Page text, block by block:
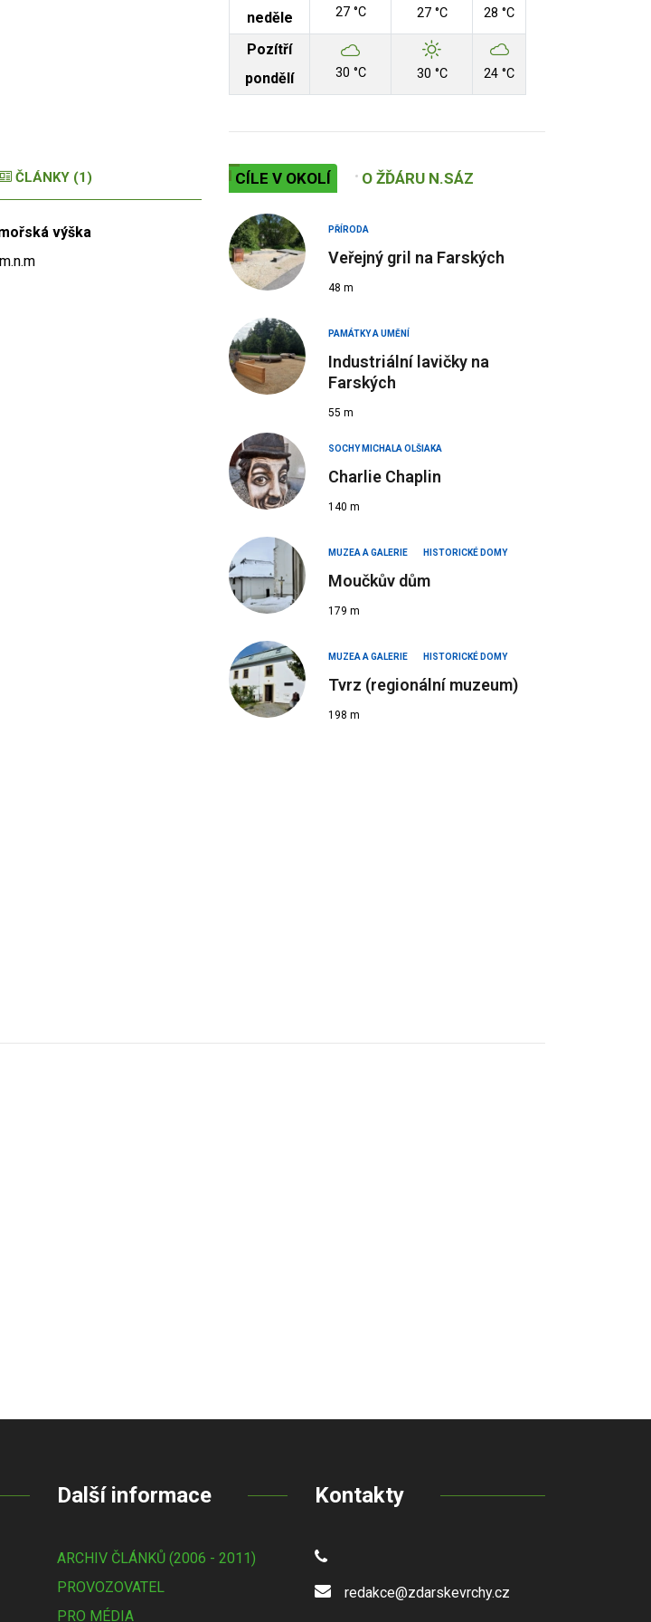
ČLÁNKY (1)
výška
neděle 27 °C 27 °C 28 °C
Pozítří
pondělí
30 °C 30 °C 24 °C
CÍLE V OKOLÍ O ŽĎÁRU N.SÁZ
PŘÍRODA
Veřejný gril na Farských
48 m
PAMÁTKY A UMĚNÍ
Industriální lavičky na
Farských
55 m
SOCHY MICHALA OLŠIAKA
Charlie Chaplin
140 m
MUZEA A GALERIE HISTORICKÉ DOMY
Moučkův dům
179 m
MUZEA A GALERIE HISTORICKÉ DOMY
Tvrz (regionální muzeum)
198 m
Další informace
ARCHIV ČLÁNKŮ (2006 - 2011)
PROVOZOVATEL
PRO MÉDIA
Kontakty
redakce@zdarskevrchy.cz